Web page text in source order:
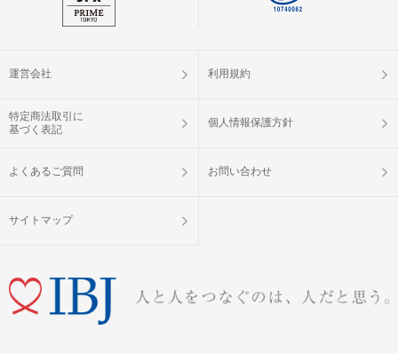
運営会社 利用規約
特定商法取引に
基づく表記
個人情報保護方針
よくあるご質問 お問い合わせ
サイトマップ